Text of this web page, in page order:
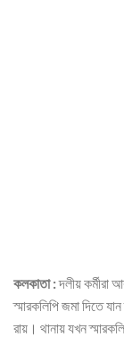
কলকাতা :দলীয় কর্মীরা
স্মারকলিপি জমা দিতে
রায়। থানায় যখন